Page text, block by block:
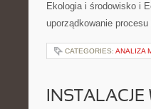
Ekologia i środowisko i
uporządkowanie
CATEGORIES: ANALIZA